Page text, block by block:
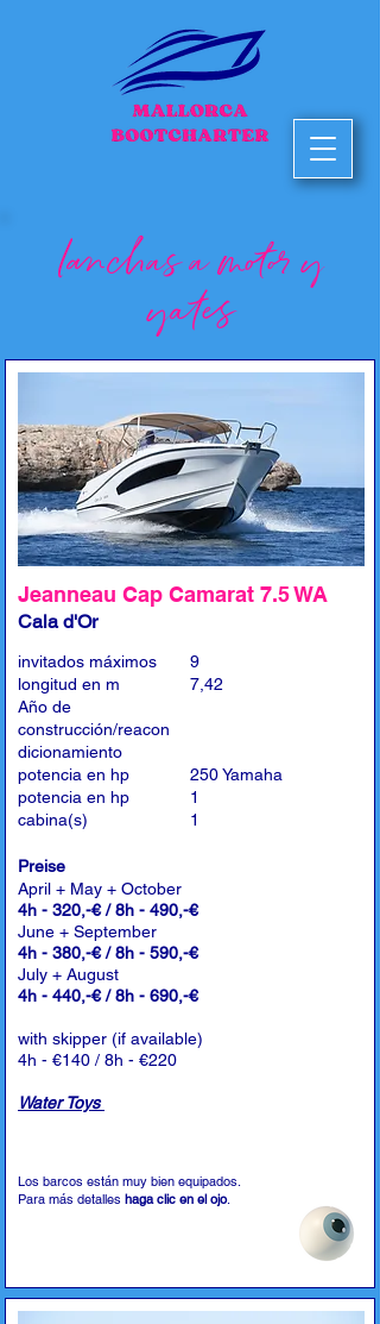
lanchas a motor y
yates
Jeanneau Cap Camarat 7.5 WA
Cala d'Or
invitados máximos
longitud en m
Año de
construcción/reacon
dicionamiento
potencia en hp
potencia en hp
cabina(s)
9
7,42
250 Yamaha
1
1
Preise
April + May + October
4h - 320,-€ / 8h - 490,-€
June + September
4h - 380,-€ / 8h - 590,-€
July + August
4h - 440,-€ / 8h - 690,-€
with skipper (if available)
4h - €140 / 8h - €220
Water Toys
Los barcos están muy bien equipados.
Para más detalles haga clic en el ojo.